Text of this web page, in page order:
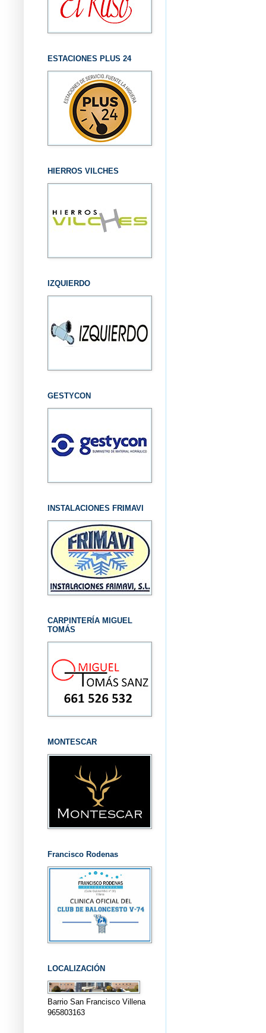
ESTACIONES PLUS 24
HIERROS VILCHES
IZQUIERDO
GESTYCON
INSTALACIONES FRIMAVI
CARPINTERÍA MIGUEL
TOMÁS
MONTESCAR
Francisco Rodenas
LOCALIZACIÓN
Barrio San Francisco Villena
965803163